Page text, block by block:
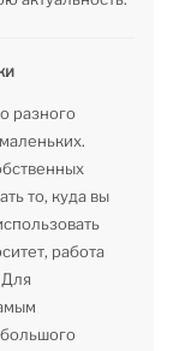
разного
то, куда вы
работа